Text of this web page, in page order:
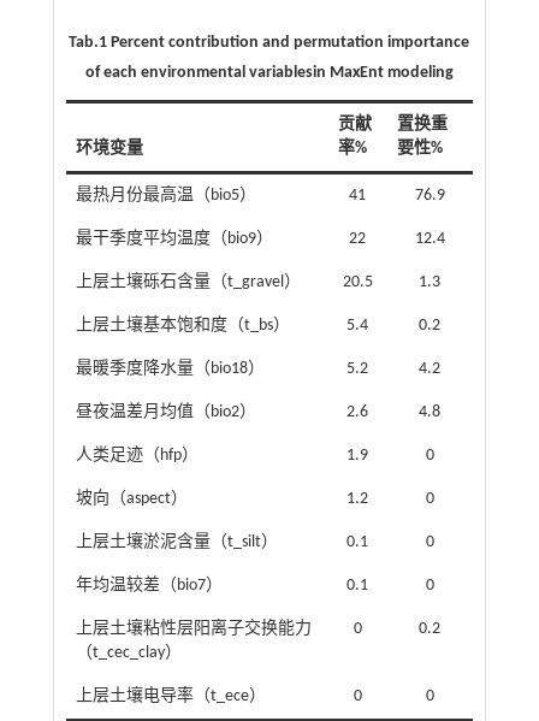
Tab.1 Percent contribution and permutation importance
of each environmental variablesin MaxEnt modeling
环境变量
贡献
率%
置换重
要性%
最热月份最高温（bio5） 41 76.9
最干季度平均温度（bio9） 22 12.4
上层土壤砾石含量（t_gravel） 20.5 1.3
上层土壤基本饱和度（t_bs） 5.4 0.2
最暖季度降水量（bio18） 5.2 4.2
昼夜温差月均值（bio2） 2.6 4.8
人类足迹（hfp） 1.9 0
坡向（aspect） 1.2 0
上层土壤淤泥含量（t_silt） 0.1 0
年均温较差（bio7） 0.1 0
上层土壤粘性层阳离子交换能力
（t_cec_clay）
0 0.2
上层土壤电导率（t_ece） 0 0